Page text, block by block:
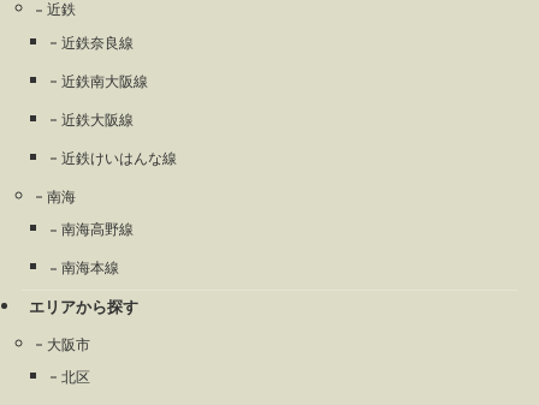
近鉄
近鉄奈良線
近鉄南大阪線
近鉄大阪線
近鉄けいはんな線
南海
南海高野線
南海本線
エリアから探す
大阪市
北区